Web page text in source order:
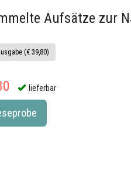
Aufsätze zur
(€ 39,80)
lieferbar